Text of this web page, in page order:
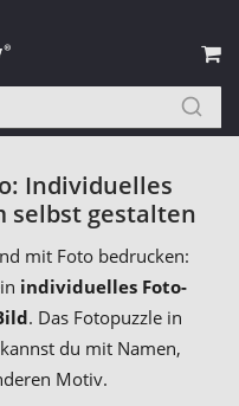
Individuelles
selbst gestalten
mit Foto bedrucken:
individuelles Foto-
. Das Fotopuzzle in
du mit Namen,
Motiv.